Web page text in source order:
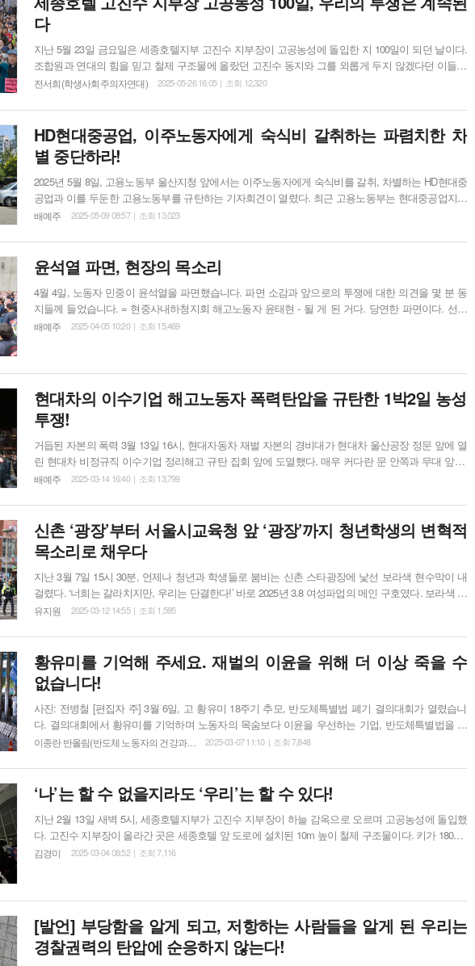
다
지난 5월 23일 금요일은 세종호텔지부 고진수 지부장이 고공농성에 돌입한 지 100일이 되던 날이다.
조합원과 연대의 힘을 믿고 철제 구조물에 올랐던 고진수 동지와 그를 외롭게 두지 않겠다던 이들이
세종호텔 앞에서 다시 한 번 결의를 다졌다. 세종호텔지부의 노조탄압·정리해고 투쟁이 더 큰 연대의
문화제를 통해 그 확신을 또다시 증명해냈다. 당일 17시 서비스연맹 결의대회에서는 ‘압도적 ...
전서희(학생사회주의자연대) 2025-05-26 16:05 | 조회 12,320
HD현대중공업, 이주노동자에게 숙식비 갈취하는 파렴치한 차
별 중단하라!
2025년 5월 8일, 고용노동부 울산지청 앞에서는 이주노동자에게 숙식비를 갈취, 차별하는 HD현대중
공업과 이를 두둔한 고용노동부를 규탄하는 기자회견이 열렸다. 최근 고용노동부는 현대중공업지부
가 이주노동자들에게만 밥값을 받는 차별을 시정하라고 진정한 사건에 대해 ‘검사 내사 지휘를 받은
하는 재벌과 정부를 규탄하는 자리였다. 금속노조 현대중공업지부와 사내하청지회, 울산이주민센터
뿐만 아니라 동구지역조선노동...
배예주 2025-05-09 08:57 | 조회 13,023
윤석열 파면, 현장의 목소리
4월 4일, 노동자 민중이 윤석열을 파면했습니다. 파면 소감과 앞으로의 투쟁에 대한 의견을 몇 분 동
지들께 들었습니다. = 현중사내하청지회 해고노동자 윤태현 - 될 게 된 거다. 당연한 파면이다. 선택
지는 둘이었다. 법으로 파면시키는 것과 노동자 시민들이 직접 끌어내는 거였고 오늘 파면되었다. -
다. 거대...
배예주 2025-04-05 10:20 | 조회 15,469
현대차의 이수기업 해고노동자 폭력탄압을 규탄한 1박2일 농성
투쟁!
거듭된 자본의 폭력 3월 13일 16시, 현대자동차 재벌 자본의 경비대가 현대차 울산공장 정문 앞에 열
린 현대차 비정규직 이수기업 정리해고 규탄 집회 앞에 도열했다. 매우 커다란 문 안쪽과 무대 앞쪽,
그리고 정문 안까지 2백 명쯤 되는 숫자였다. 그리고 이들은 정리해고를 규탄하고 복직을 촉구하는
고 빼앗았다. 그리고 갑자기 나타난 1톤 트럭에 실어 보낸 후 정문을 봉쇄했다. 사진...
배예주 2025-03-14 16:40 | 조회 13,799
신촌 ‘광장’부터 서울시교육청 앞 ‘광장’까지 청년학생의 변혁적
목소리로 채우다
지난 3월 7일 15시 30분, 언제나 청년과 학생들로 붐비는 신촌 스타광장에 낯선 보라색 현수막이 내
걸렸다. ‘너희는 갈라치지만, 우리는 단결한다!’ 바로 2025년 3.8 여성파업의 메인 구호였다. 보라색 현
수막 앞, 속속들이 모여드는 여러 깃발과 대오에 행인들의 이목이 자연스레 쏠렸다. 그렇게 구조적 성
었다. 행진은 15시 30분에 시작해, 몇 개의 발언과 문화공연 이후 신촌을 ...
유지원 2025-03-12 14:55 | 조회 1,595
황유미를 기억해 주세요. 재벌의 이윤을 위해 더 이상 죽을 수
없습니다!
사진: 전병철 [편집자 주] 3월 6일, 고 황유미 18주기 추모, 반도체특별법 폐기 결의대회가 열렸습니
다. 결의대회에서 황유미를 기억하며 노동자의 목숨보다 이윤을 우선하는 기업, 반도체특별법을 제
정하려는 기업과 정부를 비판한 이종란 반올림 상임활동가의 발언문을 옮깁니다. 긴 겨울이 끝나고,
인쇄된 어느 달력에도 황유미 님의 기일이 적혀 있지 않지만, 반올림의 추모 달력에는 3월 6일 황유미
님의 기일이...
이종란 반올림(반도체 노동자의 건강과… 2025-03-07 11:10 | 조회 7,848
‘나’는 할 수 없을지라도 ‘우리’는 할 수 있다!
지난 2월 13일 새벽 5시, 세종호텔지부가 고진수 지부장이 하늘 감옥으로 오르며 고공농성에 돌입했
다. 고진수 지부장이 올라간 곳은 세종호텔 앞 도로에 설치된 10m 높이 철제 구조물이다. 키가 180cm
가 넘는 고진수 지부장이 그곳에서 사용할 수 있는 공간의 폭은 채 1m도 되지 않는다. 더구나 구조물
로 투입될 경...
김경미 2025-03-04 08:52 | 조회 7,116
[발언] 부당함을 알게 되고, 저항하는 사람들을 알게 된 우리는
경찰권력의 탄압에 순응하지 않는다!